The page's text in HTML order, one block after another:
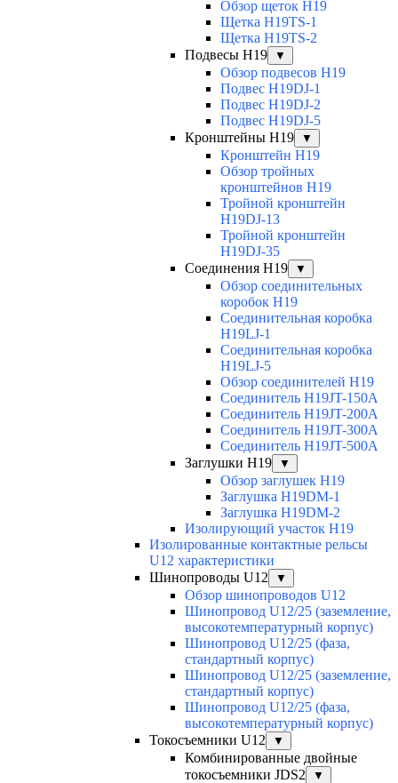
Обзор щеток H19
Щетка H19TS-1
Щетка H19TS-2
Подвесы H19
▼
Обзор подвесов H19
Подвес H19DJ-1
Подвес H19DJ-2
Подвес H19DJ-5
Кронштейны H19
▼
Кронштейн H19
Обзор тройных
кронштейнов H19
Тройной кронштейн
H19DJ-13
Тройной кронштейн
H19DJ-35
Соединения H19
▼
Обзор соединительных
коробок H19
Соединительная коробка
H19LJ-1
Соединительная коробка
H19LJ-5
Обзор соединителей H19
Соединитель H19JT-150A
Соединитель H19JT-200A
Соединитель H19JT-300A
Соединитель H19JT-500A
Заглушки H19
▼
Обзор заглушек H19
Заглушка H19DM-1
Заглушка H19DM-2
Изолирующий участок H19
Изолированные контактные рельсы
U12 характеристики
Шинопроводы U12
▼
Обзор шинопроводов U12
Шинопровод U12/25 (заземление,
высокотемпературный корпус)
Шинопровод U12/25 (фаза,
стандартный корпус)
Шинопровод U12/25 (заземление,
стандартный корпус)
Шинопровод U12/25 (фаза,
высокотемпературный корпус)
Токосъемники U12
▼
Комбинированные двойные
токосъемники JDS2
▼